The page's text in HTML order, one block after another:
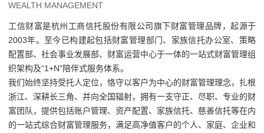
WEALTH MANAGEMENT
工信财富是杭州工商信托股份有限公司旗下财富管理品牌，起源于
2003年。至今已构建起包括财富管理部门、家族信托办公室、策略
配置部、社会事业发展部、财富运营中心于一体的一站式财富管理组
织架构及“1+N”陪伴式服务体系。
我们始终坚持受托人定位，恪守以客户为中心的财富管理理念，扎根
浙江、深耕长三角、并向全国辐射，拥有一支守正、尽职、专业的财
富团队，提供包括账户管理、资产配置、家族信托、慈善信托等在内
的一站式综合财富管理服务，满足高净值客户的个人、家庭、企业和